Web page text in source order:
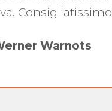
Consigliatissimo
Warnots